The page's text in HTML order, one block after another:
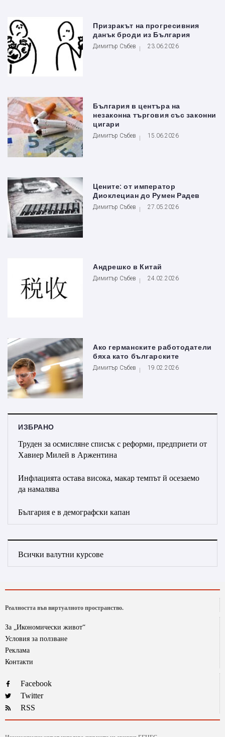
Призракът на прогресивния
данък броди из България
Димитър Събев 23.06.2026
България в центъра на
незаконна търговия със законни
цигари
Димитър Събев 15.06.2026
Цените: от император
Диоклециан до Румен Радев
Димитър Събев 27.05.2026
Андрешко в Китай
Димитър Събев 24.02.2026
Ако германските работодатели
бяха като българските
Димитър Събев 19.02.2026
ИЗБРАНО
Труден за осмисляне списък с реформи, предприети от
Хавиер Милей в Аржентина
Инфлацията остава висока, макар темпът й осезаемо
да намалява
България е в демографски капан
Всички валутни курсове
Реалността във виртуалното пространство.
За „Икономически живот“
Условия за ползване
Реклама
Контакти
Facebook
Twitter
RSS